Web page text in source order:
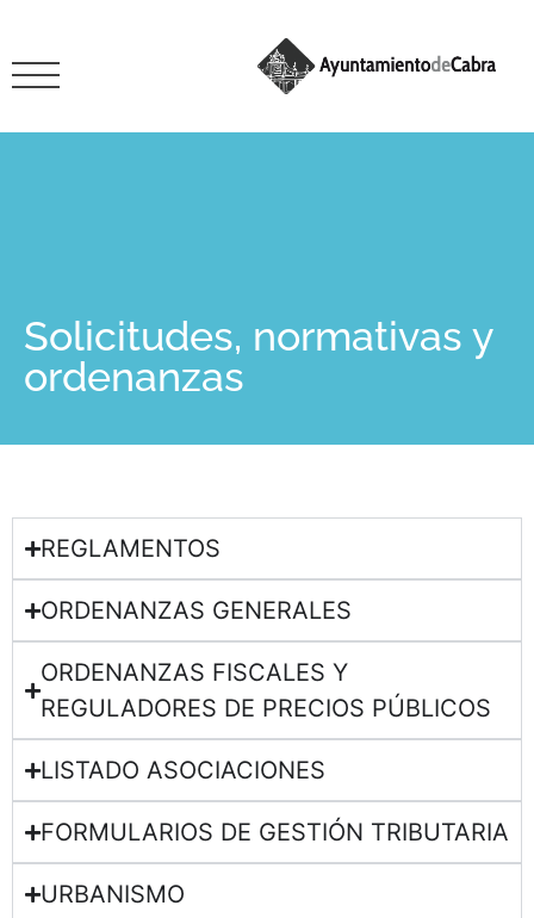
Solicitudes, normativas y
ordenanzas
REGLAMENTOS
ORDENANZAS GENERALES
ORDENANZAS FISCALES Y
REGULADORES DE PRECIOS PÚBLICOS
LISTADO ASOCIACIONES
FORMULARIOS DE GESTIÓN TRIBUTARIA
URBANISMO